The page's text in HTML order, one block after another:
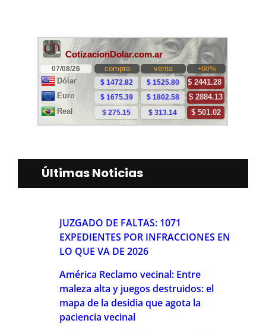
Últimas Noticias
JUZGADO DE FALTAS: 1071
EXPEDIENTES POR INFRACCIONES EN
LO QUE VA DE 2026
América Reclamo vecinal: Entre
maleza alta y juegos destruidos: el
mapa de la desidia que agota la
paciencia vecinal